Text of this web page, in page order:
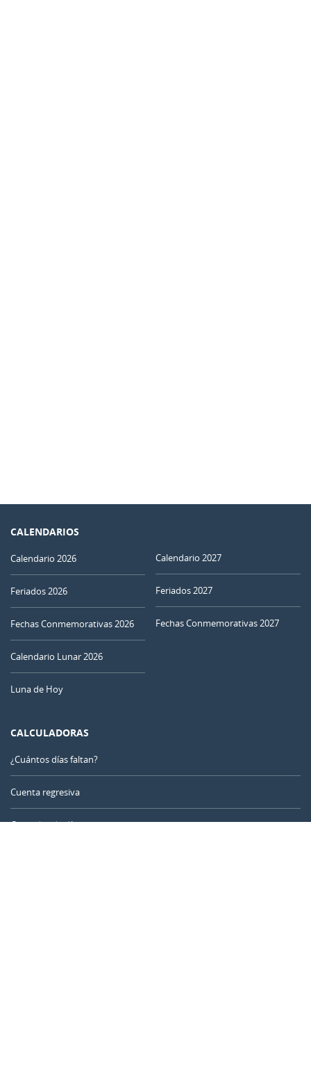
CALENDARIOS
Calendario 2026
Feriados 2026
Fechas Conmemorativas 2026
Calendario Lunar 2026
Luna de Hoy
Calendario 2027
Feriados 2027
Fechas Conmemorativas 2027
CALCULADORAS
¿Cuántos días faltan?
Cuenta regresiva
Contador de días